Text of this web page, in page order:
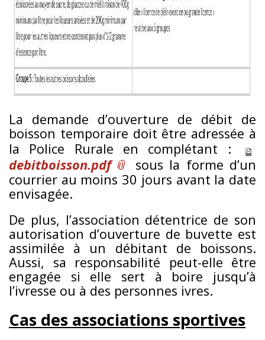
La demande d’ouverture de débit de
boisson temporaire doit être adressée à
la Police Rurale en complétant :
debitboisson.pdf
sous la forme d’un
courrier au moins 30 jours avant la date
envisagée.
De plus, l’association détentrice de son
autorisation d’ouverture de buvette est
assimilée à un débitant de boissons.
Aussi, sa responsabilité peut-elle être
engagée si elle sert à boire jusqu’à
l’ivresse ou à des personnes ivres.
Cas des associations sportives